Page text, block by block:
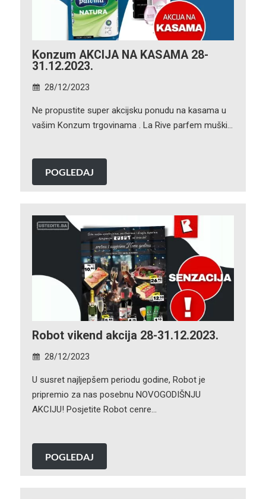
Konzum AKCIJA NA KASAMA 28-
31.12.2023.
28/12/2023
Ne propustite super akcijsku ponudu na kasama u
vašim Konzum trgovinama . La Rive parfem muški…
POGLEDAJ
Robot vikend akcija 28-31.12.2023.
28/12/2023
U susret najljepšem periodu godine, Robot je
pripremio za nas posebnu NOVOGODIŠNJU
AKCIJU! Posjetite Robot cenre…
POGLEDAJ